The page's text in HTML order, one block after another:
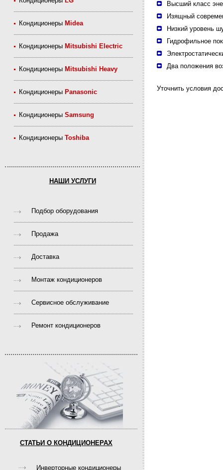
Кондиционеры Midea
Кондиционеры Mitsubishi Electric
Кондиционеры Mitsubishi Heavy
Кондиционеры Panasonic
КондиционерыSamsung
КондиционерыToshiba
НАШИ УСЛУГИ
Подбор оборудования
Продажа
Доставка
Монтаж кондиционеров
Сервисное обслуживание
Ремонт кондиционеров
СТАТЬИ О КОНДИЦИОНЕРАХ
Инверторные кондиционеры
Высший класс
Изящный
Низкий уровень
Гидрофильное
Два положения
Уточнить условия